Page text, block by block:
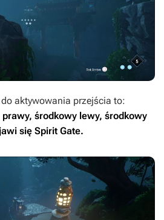
aktywowania przejścia to:
środkowy lewy, środkowy
się Spirit Gate.